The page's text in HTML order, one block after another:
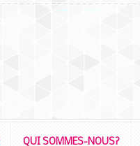
QUI SOMMES-NOUS?